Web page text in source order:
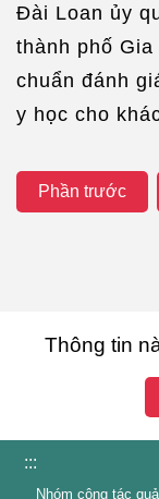
Đài Loan ủy
thành phố
chuẩn đánh
y học cho
Phần trước
Thông tin
:::
Nhóm công tác